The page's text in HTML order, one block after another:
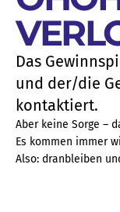
Das
und der/die
kontaktiert.
Aber keine Sorge –
Es kommen immer
Also: dranbleiben